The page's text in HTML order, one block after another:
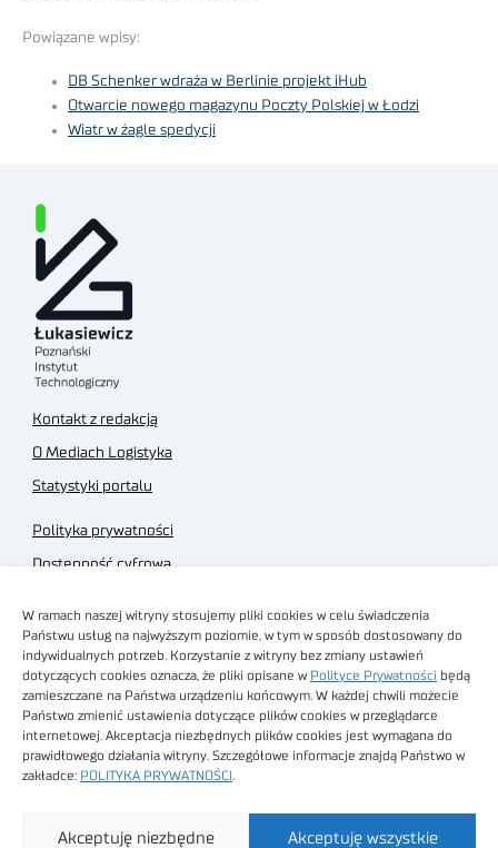
W ramach naszej witryny stosujemy pliki cookies w celu świadczenia
Państwu usług na najwyższym poziomie, w tym w sposób dostosowany do
indywidualnych potrzeb. Korzystanie z witryny bez zmiany ustawień
dotyczących cookies oznacza, że pliki opisane w Polityce Prywatności będą
zamieszczane na Państwa urządzeniu końcowym. W każdej chwili możecie
Państwo zmienić ustawienia dotyczące plików cookies w przeglądarce
internetowej. Akceptacja niezbędnych plików cookies jest wymagana do
prawidłowego działania witryny. Szczegółowe informacje znajdą Państwo w
zakładce: POLITYKA PRYWATNOŚCI
Akceptuję wszystkie
Akceptuję niezbędne
Powiązane wpisy:
DB Schenker wdraża w Berlinie projekt iHub
Otwarcie nowego magazynu Poczty Polskiej w Łodzi
Wiatr w żagle spedycji
Kontakt z redakcją
O Mediach Logistyka
Statystyki portalu
Polityka prywatności
Dostępność cyfrowa
Regulamin sklepu
Obrazy stockowe
autorstwa